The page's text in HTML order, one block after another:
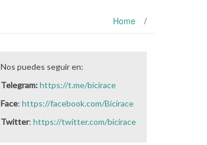
Home /
Nos puedes seguir en:
Telegram:https://t.me/bicirace
Face: https://facebook.com/Bicirace
Twitter: https://twitter.com/bicirace